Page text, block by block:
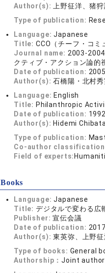
Author(s):
上野征洋、猪
Type of publication:
Language:Japanese
Title: CCO（チーフ・コ
Journal name: 2003-
クティブ・アクション論
Date of publication:
Author(s):石橋陽・北村
Language: English
Title: Philanthropic
Date of publication:
Author(s): Hidemi
Type of publication:
Co-author
Field of experts:
Books
Language:Japanese
Title: デジタルで変わる広
Publisher:宣伝会議
Date of publication:
Author(s):東英弥、上野
Type of books: General
Authorship：Joint author